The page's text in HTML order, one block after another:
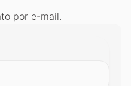
por e-mail.